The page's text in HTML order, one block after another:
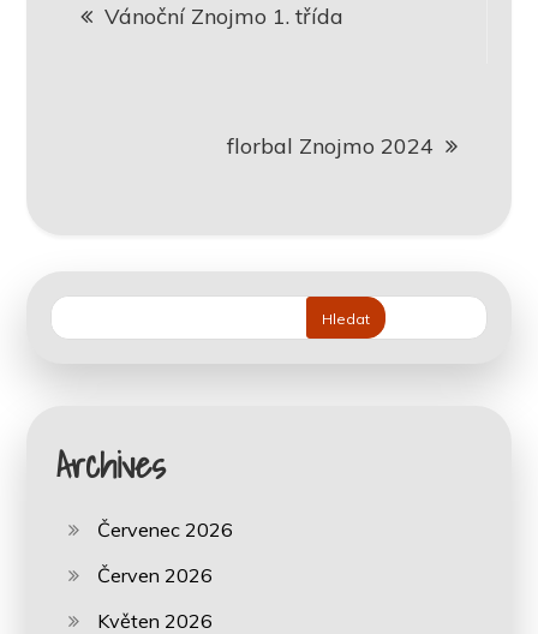
pro Vánoční Znojmo 1. třída
florbal Znojmo 2024
Hledat
Archives
Červenec 2026
Červen 2026
Květen 2026